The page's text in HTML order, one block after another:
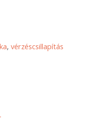
,vérzéscsillapítás